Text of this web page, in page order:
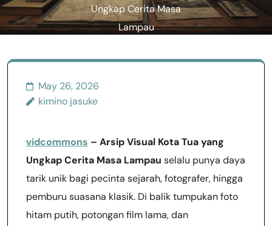
Ungkap Cerita Masa
Lampau
May 26, 2026
kimino jasuke
vidcommons – Arsip Visual Kota Tua yang
Ungkap Cerita Masa Lampau selalu punya daya
tarik unik bagi pecinta sejarah, fotografer, hingga
pemburu suasana klasik. Di balik tumpukan foto
hitam putih, potongan film lama, dan